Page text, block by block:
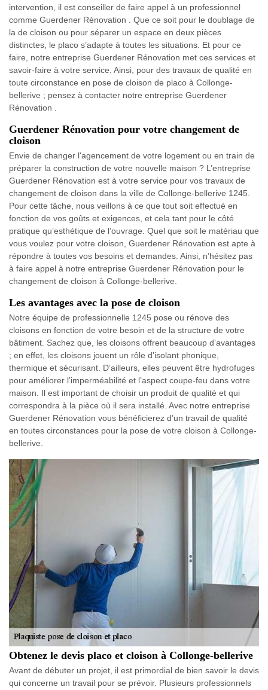
intervention, il est conseiller de faire appel à un professionnel
comme Guerdener Rénovation . Que ce soit pour le doublage de
la de cloison ou pour séparer un espace en deux pièces
distinctes, le placo s’adapte à toutes les situations. Et pour ce
faire, notre entreprise Guerdener Rénovation met ces services et
savoir-faire à votre service. Ainsi, pour des travaux de qualité en
toute circonstance en pose de cloison de placo à Collonge-
bellerive ; pensez à contacter notre entreprise Guerdener
Rénovation .
Guerdener Rénovation pour votre changement de
cloison
Envie de changer l'agencement de votre logement ou en train de
préparer la construction de votre nouvelle maison ? L’entreprise
Guerdener Rénovation est à votre service pour vos travaux de
changement de cloison dans la ville de Collonge-bellerive 1245.
Pour cette tâche, nous veillons à ce que tout soit effectué en
fonction de vos goûts et exigences, et cela tant pour le côté
pratique qu’esthétique de l’ouvrage. Quel que soit le matériau que
vous voulez pour votre cloison, Guerdener Rénovation est apte à
répondre à toutes vos besoins et demandes. Ainsi, n’hésitez pas
à faire appel à notre entreprise Guerdener Rénovation pour le
changement de cloison à Collonge-bellerive.
Les avantages avec la pose de cloison
Notre équipe de professionnelle 1245 pose ou rénove des
cloisons en fonction de votre besoin et de la structure de votre
bâtiment. Sachez que, les cloisons offrent beaucoup d’avantages
; en effet, les cloisons jouent un rôle d’isolant phonique,
thermique et sécurisant. D’ailleurs, elles peuvent être hydrofuges
pour améliorer l’imperméabilité et l’aspect coupe-feu dans votre
maison. Il est important de choisir un produit de qualité et qui
correspondra à la pièce où il sera installé. Avec notre entreprise
Guerdener Rénovation vous bénéficierez d’un travail de qualité
en toutes circonstances pour la pose de votre cloison à Collonge-
bellerive.
Obtenez le devis placo et cloison à Collonge-bellerive
Avant de débuter un projet, il est primordial de bien savoir le devis
qui concerne un travail pour se prévoir. Plusieurs professionnels